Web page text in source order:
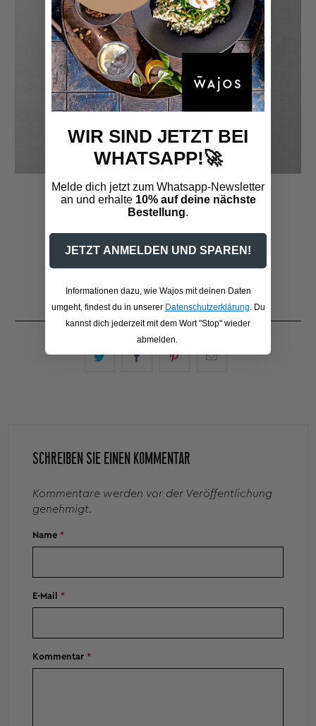
GIN ROUGE
31,95 €
SCHREIBEN SIE EINEN KOMMENTAR
Kommentare werden vor der Veröffentlichung
genehmigt.
Name *
E-Mail *
Kommentar *
WIR SIND JETZT BEI
WHATSAPP!🚀
Melde dich jetzt zum Whatsapp-Newsletter
an und erhalte 10% auf deine nächste
Bestellung.
JETZT ANMELDEN UND SPAREN!
Informationen dazu, wie Wajos mit deinen Daten
umgeht, findest du in unserer Datenschutzerklärung . Du
kannst dich jederzeit mit dem Wort "Stop" wieder
abmelden.